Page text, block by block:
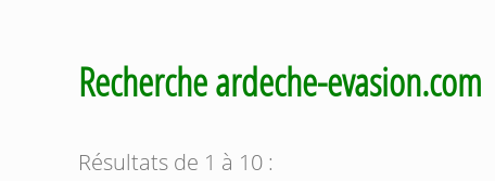
Recherche ardeche-evasion.com
Résultats de 1 à 10 :